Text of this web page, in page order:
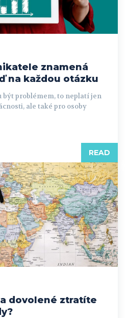
znamená
na každou otázku
být problémem, to neplatí jen
ale také pro osoby
READ
dovolené ztratíte